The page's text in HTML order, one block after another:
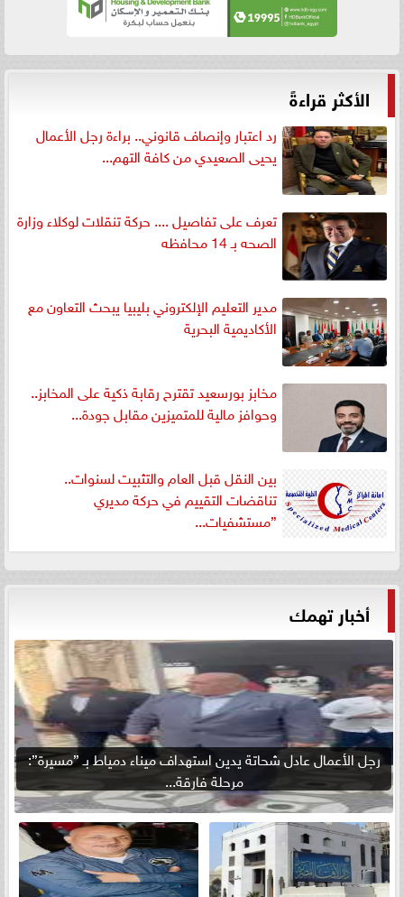
الأكثر قراءةً
رد اعتبار وإنصاف قانوني.. براءة رجل الأعمال
يحيى الصعيدي من كافة التهم...
تعرف على تفاصيل .... حركة تنقلات لوكلاء وزارة
الصحه بـ 14 محافظه
مدير التعليم الإلكتروني بليبيا يبحث التعاون مع
الأكاديمية البحرية
مخابز بورسعيد تقترح رقابة ذكية على المخابز..
وحوافز مالية للمتميزين مقابل جودة...
بين النقل قبل العام والتثبيت لسنوات..
تناقضات التقييم في حركة مديري
”مستشفيات...
أخبار تهمك
رجل الأعمال عادل شحاتة يدين استهداف ميناء دمياط بـ ”مسيرة”:
مرحلة فارقة...